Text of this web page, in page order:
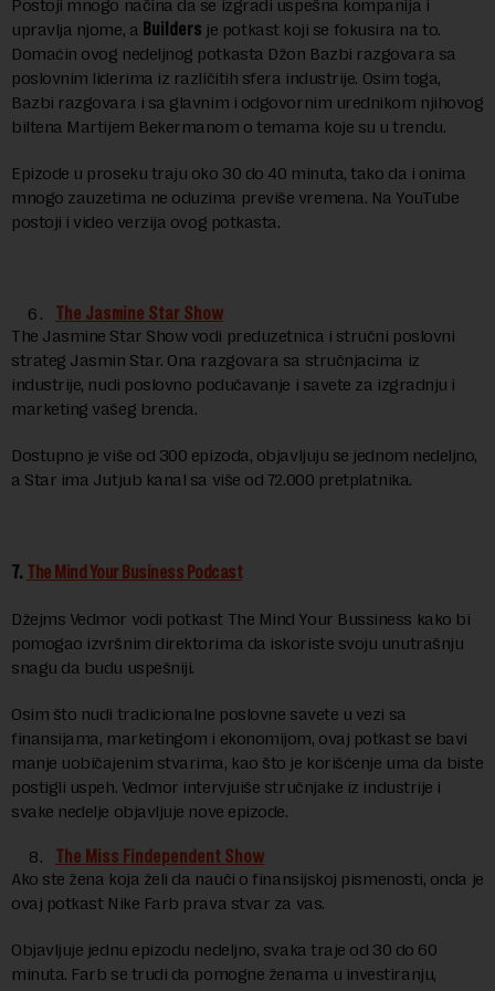
Postoji mnogo načina da se izgradi uspešna kompanija i
upravlja njome, a Builders je potkast koji se fokusira na to.
Domaćin ovog nedeljnog potkasta Džon Bazbi razgovara sa
poslovnim liderima iz različitih sfera industrije. Osim toga,
Bazbi razgovara i sa glavnim i odgovornim urednikom njihovog
biltena Martijem Bekermanom o temama koje su u trendu.
Epizode u proseku traju oko 30 do 40 minuta, tako da i onima
mnogo zauzetima ne oduzima previše vremena. Na YouTube
postoji i video verzija ovog potkasta.
The Jasmine Star Show
The Jasmine Star Show vodi preduzetnica i stručni poslovni
strateg Jasmin Star. Ona razgovara sa stručnjacima iz
industrije, nudi poslovno podučavanje i savete za izgradnju i
marketing vašeg brenda.
Dostupno je više od 300 epizoda, objavljuju se jednom nedeljno,
a Star ima Jutjub kanal sa više od 72.000 pretplatnika.
7. The Mind Your Business Podcast
Džejms Vedmor vodi potkast The Mind Your Bussiness kako bi
pomogao izvršnim direktorima da iskoriste svoju unutrašnju
snagu da budu uspešniji.
Osim što nudi tradicionalne poslovne savete u vezi sa
finansijama, marketingom i ekonomijom, ovaj potkast se bavi
manje uobičajenim stvarima, kao što je korišćenje uma da biste
postigli uspeh. Vedmor intervjuiše stručnjake iz industrije i
svake nedelje objavljuje nove epizode.
The Miss Findependent Show
Ako ste žena koja želi da nauči o finansijskoj pismenosti, onda je
ovaj potkast Nike Farb prava stvar za vas.
Objavljuje jednu epizodu nedeljno, svaka traje od 30 do 60
minuta. Farb se trudi da pomogne ženama u investiranju,